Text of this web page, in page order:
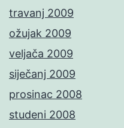
travanj 2009
ožujak 2009
veljača 2009
siječanj 2009
prosinac 2008
studeni 2008